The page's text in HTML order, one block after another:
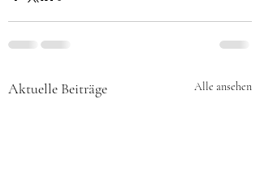
Aktuelle Beiträge Alle ansehen